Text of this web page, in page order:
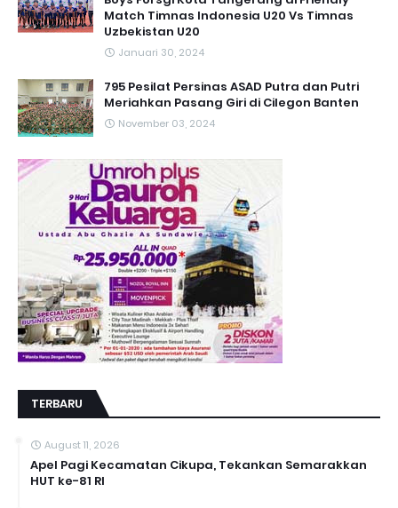
Match Timnas Indonesia U20 Vs Timnas
Uzbekistan U20
Januari 30, 2024
795 Pesilat Persinas ASAD Putra dan Putri
Meriahkan Pasang Giri di Cilegon Banten
November 03, 2024
TERBARU
August 11, 2026
Apel Pagi Kecamatan Cikupa, Tekankan Semarakkan
HUT ke-81 RI